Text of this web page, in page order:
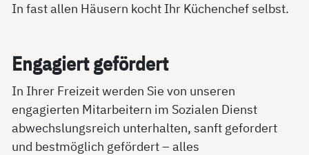
In fast allen Häusern kocht Ihr Küchenchef selbst.
En­ga­giert ge­för­dert
In Ihrer Freizeit werden Sie von unseren
engagierten Mitarbeitern im Sozialen Dienst
abwechslungsreich unterhalten, sanft gefordert
und bestmöglich gefördert – alles